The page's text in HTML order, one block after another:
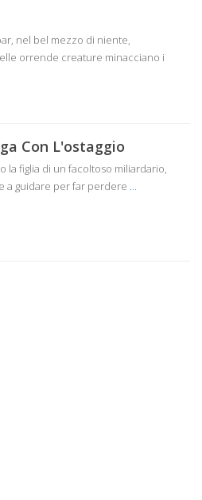
nel bel mezzo di niente,
orrende creature minacciano i
Con L'ostaggio
la figlia di un facoltoso miliardario,
a guidare per far perdere ...